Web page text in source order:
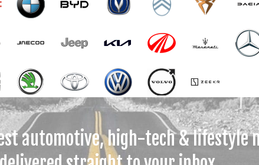
automotive, high-tech & lifestyle